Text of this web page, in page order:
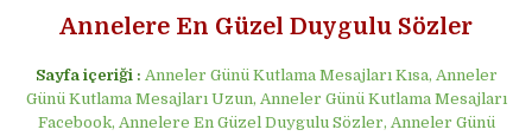
Annelere En Güzel Duygulu Sözler
Sayfa içeriği : Anneler Günü Kutlama Mesajları Kısa, Anneler
Günü Kutlama Mesajları Uzun, Anneler Günü Kutlama Mesajları
Facebook, Annelere En Güzel Duygulu Sözler, Anneler Günü